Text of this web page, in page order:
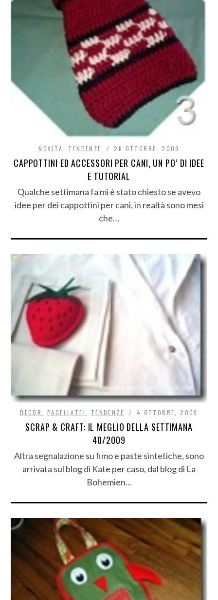
NOVITÀ TENDENZE 26 OTTOBRE, 2009
CAPPOTTINI ED ACCESSORI PER CANI, UN PO’ DI IDEE
E TUTORIAL
Qualche settimana fa mi è stato chiesto se avevo
idee per dei cappottini per cani, in realtà sono mesi
che…
DECÒR PAGELLATE! TENDENZE 4 OTTOBRE, 2009
SCRAP & CRAFT: IL MEGLIO DELLA SETTIMANA
40/2009
Altra segnalazione su fimo e paste sintetiche, sono
arrivata sul blog di Kate per caso, dal blog di La
Bohemien…